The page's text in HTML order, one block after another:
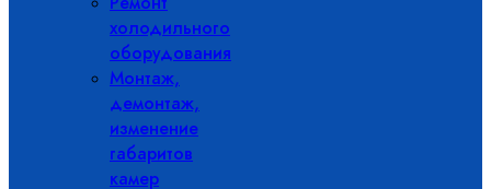
холодильного
оборудования
Монтаж,
демонтаж,
изменение
габаритов
камер